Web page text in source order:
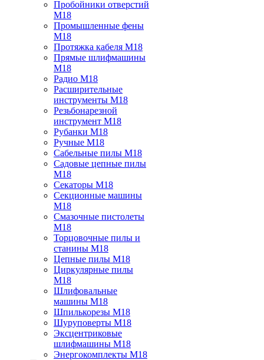
Пробойники отверстий
M18
Промышленные фены
M18
Протяжка кабеля M18
Прямые шлифмашины
M18
Радио M18
Расширительные
инструменты M18
Резьбонарезной
инструмент M18
Рубанки M18
Ручные M18
Сабельные пилы M18
Садовые цепные пилы
M18
Секаторы M18
Секционные машины
M18
Смазочные пистолеты
M18
Торцовочные пилы и
станины M18
Цепные пилы M18
Циркулярные пилы
M18
Шлифовальные
машины M18
Шпилькорезы M18
Шуруповерты M18
Эксцентриковые
шлифмашины M18
Энергокомплекты M18